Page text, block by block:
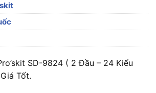
SD-9824 ( 2 Đầu – 24 Kiểu
Tốt.